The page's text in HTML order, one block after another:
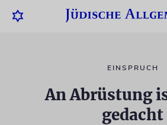
EINSPRUCH
An Abrüstung
gedacht